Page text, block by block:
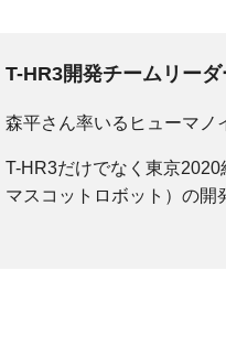
T-HR3開発チームリーダ
森平さん率いるヒューマノ
T-HR3だけでなく東京2020
マスコットロボット）の開